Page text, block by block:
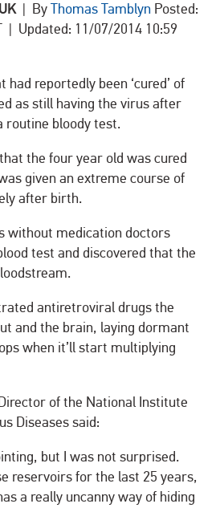
| ByThomas Tamblyn Posted:
| Updated: 11/07/2014 10:59
had reportedly been ‘cured’ of
as still having the virus after
routine bloody test.
the four year old was cured
given an extreme course of
after birth.
without medication doctors
test and discovered that the
antiretroviral drugs the
and the brain, laying dormant
when it’ll start multiplying
of the National Institute
Diseases said:
but I was not surprised.
reservoirs for the last 25 years,
a really uncanny way of hiding